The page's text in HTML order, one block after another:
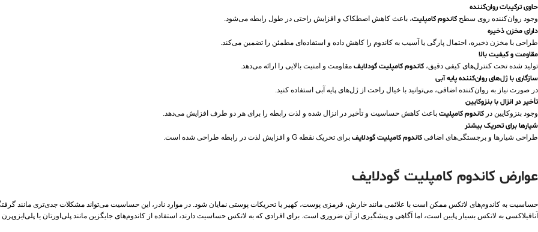
حاوی ترکیبات روان‌کننده
وجود روان‌کننده روی سطح کاندوم کامپلیت، باعث کاهش اصطکاک و افزایش راحتی در طول رابطه می‌شود.
دارای مخزن ذخیره
طراحی با مخزن ذخیره، احتمال پارگی یا آسیب به کاندوم را کاهش داده و استفاده‌ای مطمئن را تضمین می‌کند.
مقاومت و کیفیت بالا
تولید شده تحت کنترل‌های کیفی دقیق، کاندوم کامپلیت گودلایف مقاومت و امنیت بالایی را ارائه می‌دهد.
سازگاری با ژل‌های روان‌کننده پایه آبی
در صورت نیاز به روان‌کننده اضافی، می‌توانید با خیال راحت از ژل‌های پایه آبی استفاده کنید.
تأخیر در انزال با بنزوکایین
وجود بنزوکایین در کاندوم کامپلیت باعث کاهش حساسیت و تأخیر در انزال شده و لذت رابطه را برای هر دو طرف افزایش می‌دهد.
شیارها برای تحریک بیشتر
طراحی شیارها و برجستگی‌های اضافی کاندوم کامپلیت گودلایف برای تحریک نقطه G و افزایش لذت در رابطه طراحی شده است.
عوارض کاندوم کامپلیت گودلایف
حساسیت به کاندوم‌های لاتکس ممکن است با علائمی مانند خارش، قرمزی پوست، کهیر یا تحریکات پوستی نمایان شود. در موارد نادر، این حساسیت می‌تواند مشکلات جدی‌تری مانند
آنافیلاکسی به لاتکس بسیار پایین است، اما آگاهی و پیشگیری از آن ضروری است. برای افرادی که به لاتکس حساسیت دارند، استفاده از کاندوم‌های جایگزین مانند پلی‌اورتان یا